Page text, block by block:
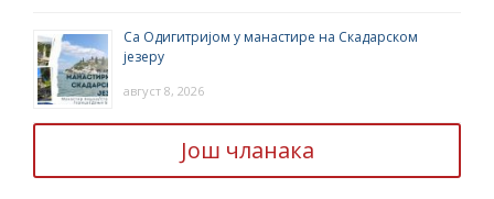
Са Одигитријом у манастире на Скадарском
језеру
август 8, 2026
Још чланака